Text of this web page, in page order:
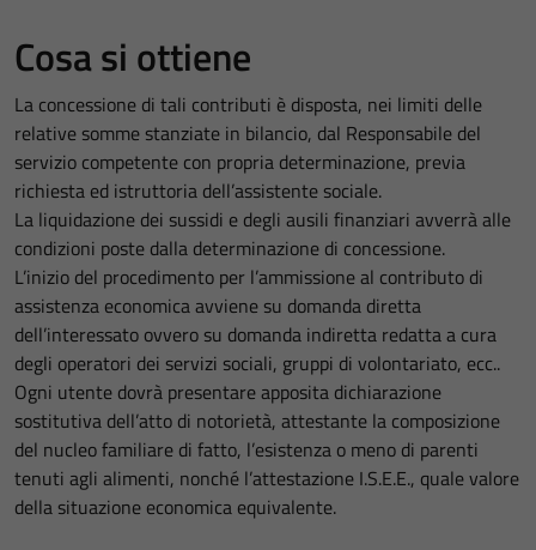
Cosa si ottiene
La concessione di tali contributi è disposta, nei limiti delle
relative somme stanziate in bilancio, dal Responsabile del
servizio competente con propria determinazione, previa
richiesta ed istruttoria dell’assistente sociale.
La liquidazione dei sussidi e degli ausili finanziari avverrà alle
condizioni poste dalla determinazione di concessione.
L’inizio del procedimento per l’ammissione al contributo di
assistenza economica avviene su domanda diretta
dell’interessato ovvero su domanda indiretta redatta a cura
degli operatori dei servizi sociali, gruppi di volontariato, ecc..
Ogni utente dovrà presentare apposita dichiarazione
sostitutiva dell’atto di notorietà, attestante la composizione
del nucleo familiare di fatto, l’esistenza o meno di parenti
tenuti agli alimenti, nonché l’attestazione I.S.E.E., quale valore
della situazione economica equivalente.